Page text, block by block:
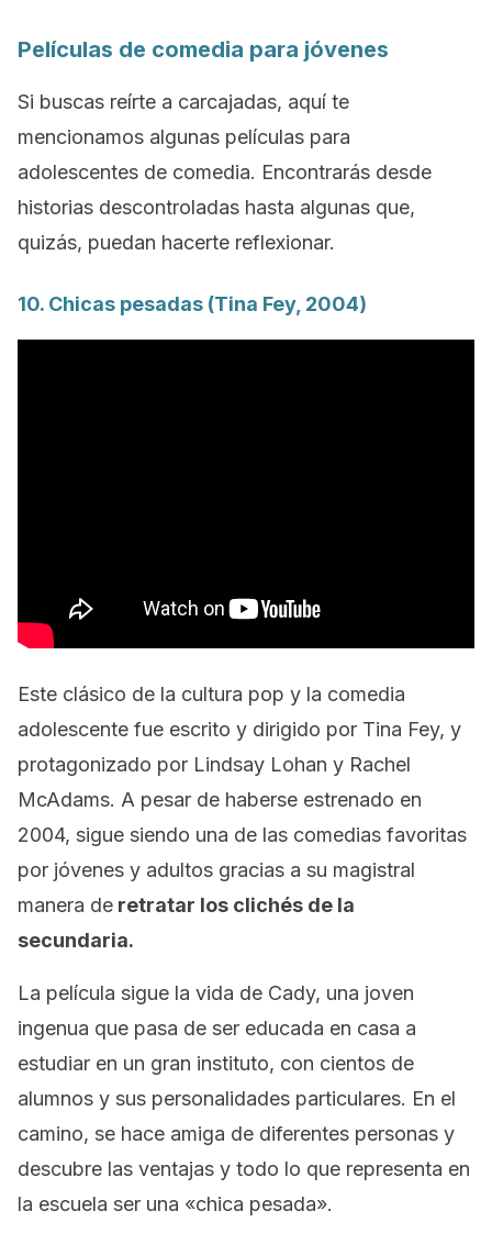
Películas de comedia para jóvenes
Si buscas reírte a carcajadas, aquí te
mencionamos algunas películas para
adolescentes de comedia. Encontrarás desde
historias descontroladas hasta algunas que,
quizás, puedan hacerte reflexionar.
10. Chicas pesadas (Tina Fey, 2004)
Este clásico de la cultura pop y la comedia
adolescente fue escrito y dirigido por Tina Fey, y
protagonizado por Lindsay Lohan y Rachel
McAdams. A pesar de haberse estrenado en
2004, sigue siendo una de las comedias favoritas
por jóvenes y adultos gracias a su magistral
manera de retratar los clichés de la
secundaria.
La película sigue la vida de Cady, una joven
ingenua que pasa de ser educada en casa a
estudiar en un gran instituto, con cientos de
alumnos y sus personalidades particulares. En el
camino, se hace amiga de diferentes personas y
descubre las ventajas y todo lo que representa en
la escuela ser una «chica pesada».